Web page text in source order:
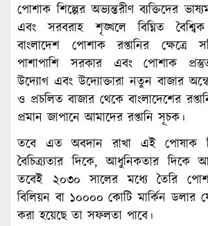
পোশাক শিল্পের অভ্যন্তরীণ ব্যক্তিদের
এবং সরবরাহ শৃঙ্খলে বিঘ্নিত
বাংলাদেশ পোশাক রপ্তানির ক্ষেত্রে
পাশাপাশি সরকার এবং পোশাক
উদ্যোগ এবং উদ্যোক্তারা নতুন বাজার
ও প্রচলিত বাজার থেকে বাংলাদেশের
প্রমান জাপানে আমাদের রপ্তানি সূচক।
তবে এত অবদান রাখা এই পোষাক
বৈচিত্র্যতার দিকে, আধুনিকতার দিকে
তবেই ২০৩০ সালের মধ্যে তৈরি
বিলিয়ন বা ১০০০০ কোটি মার্কিন ডলার যে
করা হয়েছে তা সফলতা পাবে।